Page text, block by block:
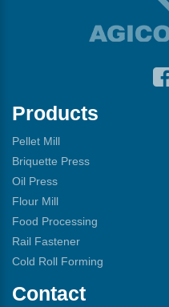
Products
Pellet Mill
Briquette Press
Oil Press
Flour Mill
Food Processing
Rail Fastener
Cold Roll Forming
Contact